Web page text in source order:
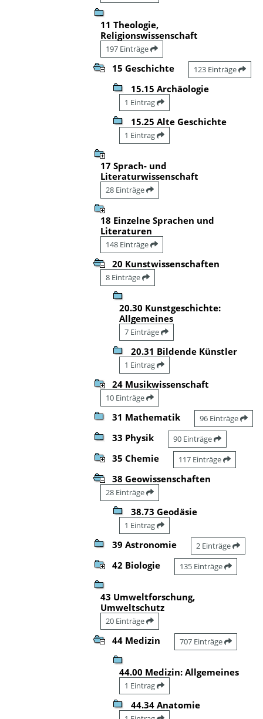
11 Theologie,
Religionswissenschaft
197 Einträge
15 Geschichte 123 Einträge
15.15 Archäologie
1 Eintrag
15.25 Alte Geschichte
1 Eintrag
17 Sprach- und
Literaturwissenschaft
28 Einträge
18 Einzelne Sprachen und
Literaturen
148 Einträge
20 Kunstwissenschaften
8 Einträge
20.30 Kunstgeschichte:
Allgemeines
7 Einträge
20.31 Bildende Künstler
1 Eintrag
24 Musikwissenschaft
10 Einträge
31 Mathematik 96 Einträge
33 Physik 90 Einträge
35 Chemie 117 Einträge
38 Geowissenschaften
28 Einträge
38.73 Geodäsie
1 Eintrag
39 Astronomie 2 Einträge
42 Biologie 135 Einträge
43 Umweltforschung,
Umweltschutz
20 Einträge
44 Medizin 707 Einträge
44.00 Medizin: Allgemeines
1 Eintrag
44.34 Anatomie